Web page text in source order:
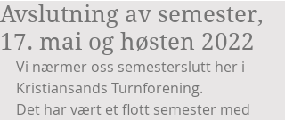
Avslutning av semester,
17. mai og høsten 2022
Vi nærmer oss semesterslutt her i
Kristiansands Turnforening.
Det har vært et flott semester med